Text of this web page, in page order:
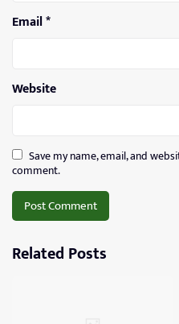
Email*
Website
Save my name, email, and
comment.
Related Posts